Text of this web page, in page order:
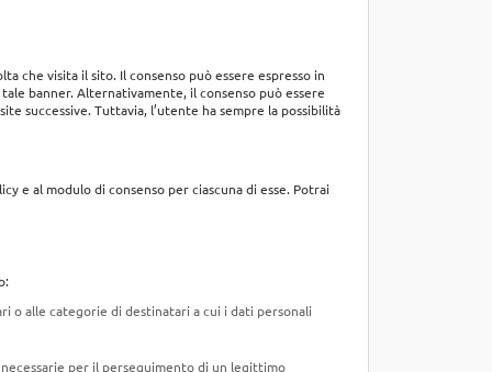
che visita il sito. Il consenso può essere espresso in
banner. Alternativamente, il consenso può essere
successive. Tuttavia, l’utente ha sempre la possibilità
e al modulo di consenso per ciascuna di esse. Potrai
o alle categorie di destinatari a cui i dati personali
per il perseguimento di un legittimo